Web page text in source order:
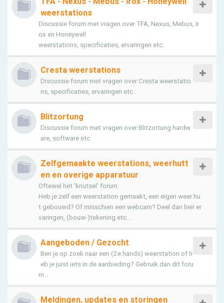
weerstations
Discussie forum met vragen over TFA, Nexus, Mebus, Ir
ox en Honeywell
weerstations, specificaties, ervaringen etc..
Cresta weerstations
Discussie forum met vragen over Cresta weerstatio
ns, specificaties, ervaringen etc..
Blitzortung
Discussie forum met vragen over Blitzortung hardw
are, software etc
Zelfgemaakte weerstations, weerhutt
en en overige apparatuur
Oftewel het 'knutsel' forum.
Heb je zelf een weerstation gemaakt, een eigen weer hu
t gebouwd? Of misschien een webcam? Deel dan hier er
varingen, (bouw-)tekening etc...
Aangeboden / Gezocht
Ben je op zoek naar een (2e hands) weerstation of h
eb je juist iets in de aanbieding? Gebruik dan dit foru
m...
Meldingen, updates en storingen